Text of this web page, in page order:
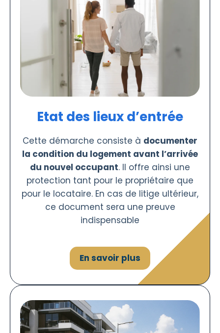
Etat des lieux d’entrée
Cette démarche consiste à documenter
la condition du logement avant l’arrivée
du nouvel occupant. Il offre ainsi une
protection tant pour le propriétaire que
pour le locataire. En cas de litige ultérieur,
ce document sera une preuve
indispensable
En savoir plus